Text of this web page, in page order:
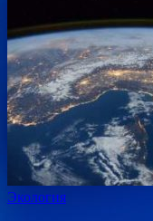
Экология